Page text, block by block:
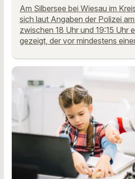
Am Silbersee bei Wiesau im
sich laut Angaben der Polizei
zwischen 18 Uhr und 19:15 Uhr
gezeigt, der vor mindestens